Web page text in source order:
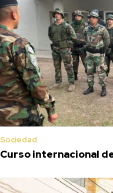
Sociedad
Curso internacional